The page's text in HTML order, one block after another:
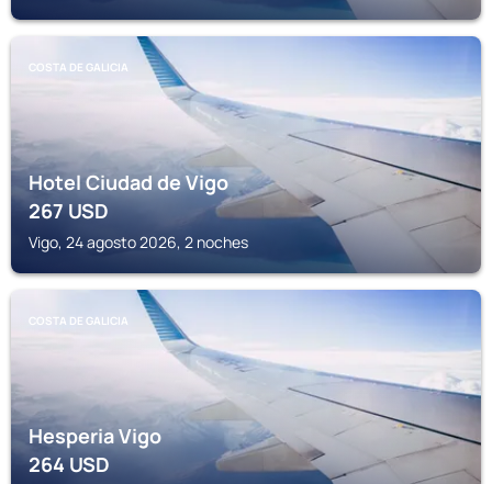
COSTA DE GALICIA
Hotel Ciudad de Vigo
267USD
Vigo, 24 agosto 2026, 2 noches
COSTA DE GALICIA
Hesperia Vigo
264USD